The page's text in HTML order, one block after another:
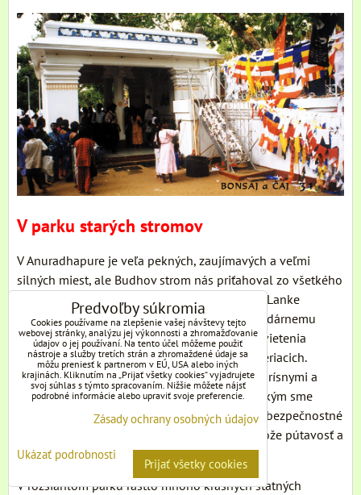
V parku starých stromov
V Anuradhapure je veľa pekných, zaujímavých a veľmi
silných miest, ale Budhov strom nás priťahoval zo všetkého
najviac. A tak náš šofér Amita, ktorý nás po Srí Lanke
sprevádzal, nás viedol rovno k nemu. K legendárnemu
starému stromu Bodhi nabitému energiou osvietenia
samotného Budhu i obdivu a úcty miliónov veriacich.
Minuli sme guľometné hniezda a prešli sme prísnymi a
neveľmi príjemnými osobnými prehliadkami, kým sme
mohli vstúpiť do parku, v ktorom rastie. Tieto bezpečnostné
opatrenia nás už ani veľmi nevyrušovali, pretože pútavosť a
sila miesta bola mnohonásobne vyššia.
V rozsiahlom parku rástlo mnoho krásnych statných
Predvoľby súkromia
Cookies používame na zlepšenie vašej návštevy tejto
webovej stránky, analýzu jej výkonnosti a zhromažďovanie
údajov o jej používaní. Na tento účel môžeme použiť
nástroje a služby tretích strán a zhromaždené údaje sa
môžu preniesť k partnerom v EÚ, USA alebo iných
krajinách. Kliknutím na „Prijať všetky cookies“ vyjadrujete
svoj súhlas s týmto spracovaním. Nižšie môžete nájsť
podrobné informácie alebo upraviť svoje preferencie.
Zásady ochrany osobných údajov
Ukázať podrobnosti
Prijať všetky cookies